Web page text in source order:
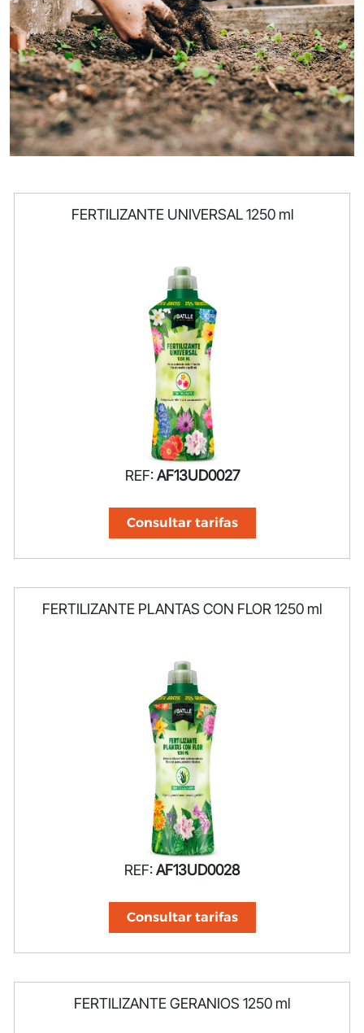
FERTILIZANTE UNIVERSAL 1250 ml
REF:AF13UD0027
Consultar tarifas
FERTILIZANTE PLANTAS CON FLOR 1250 ml
REF:AF13UD0028
Consultar tarifas
FERTILIZANTE GERANIOS 1250 ml